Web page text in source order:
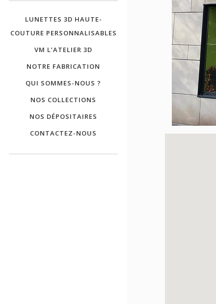
LUNETTES 3D HAUTE-
COUTURE PERSONNALISABLES
VM L’ATELIER 3D
NOTRE FABRICATION
QUI SOMMES-NOUS ?
NOS COLLECTIONS
NOS DÉPOSITAIRES
CONTACTEZ-NOUS